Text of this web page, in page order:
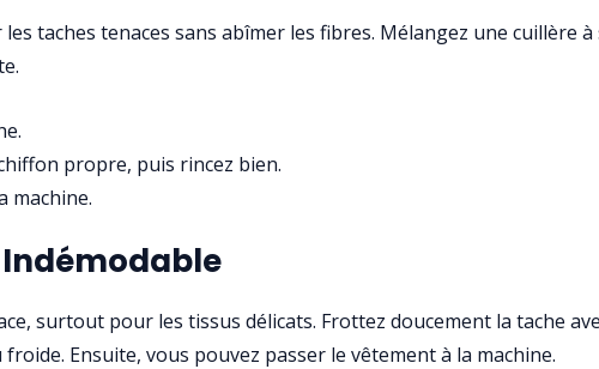
taches tenaces sans abîmer les fibres. Mélangez une cuillère à
propre, puis rincez bien.
machine.
Indémodable
surtout pour les tissus délicats. Frottez doucement la tache
Ensuite, vous pouvez passer le vêtement à la machine.